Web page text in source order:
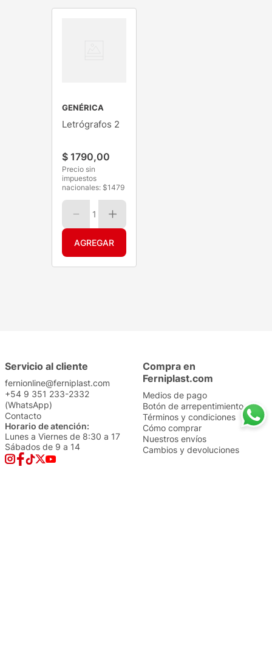
GENÉRICA
Letrógrafos 2
$ 1790,00
Precio sin
impuestos
nacionales: $1479
1
Servicio al cliente
fernionline@ferniplast.com
+54 9 351 233-2332
(WhatsApp)
Contacto
Horario de atención:
Lunes a Viernes de 8:30 a 17
Sábados de 9 a 14
Compra en
Ferniplast.com
Medios de pago
Botón de arrepentimiento
Términos y condiciones
Cómo comprar
Nuestros envíos
Cambios y devoluciones